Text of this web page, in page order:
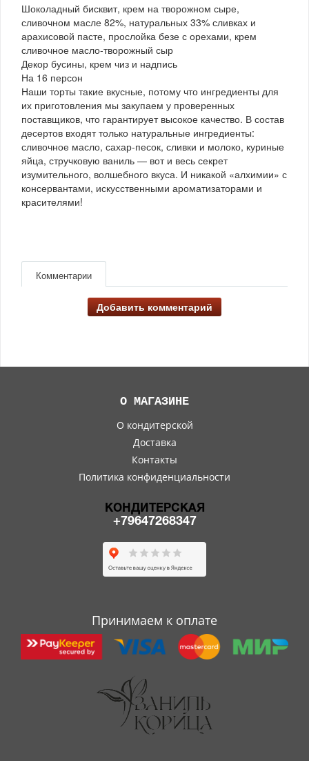
Шоколадный бисквит, крем на творожном сыре,
сливочном масле 82%, натуральных 33% сливках и
арахисовой пасте, прослойка безе с орехами, крем
сливочное масло-творожный сыр
Декор бусины, крем чиз и надпись
На 16 персон
Наши торты такие вкусные, потому что ингредиенты для
их приготовления мы закупаем у проверенных
поставщиков, что гарантирует высокое качество. В состав
десертов входят только натуральные ингредиенты:
сливочное масло, сахар-песок, сливки и молоко, куриные
яйца, стручковую ваниль — вот и весь секрет
изумительного, волшебного вкуса. И никакой «алхимии» с
консервантами, искусственными ароматизаторами и
красителями!
Комментарии
Добавить комментарий
О МАГАЗИНЕ
О кондитерской
Доставка
Контакты
Политика конфиденциальности
КОНДИТЕРСКАЯ
+79647268347
Принимаем к оплате